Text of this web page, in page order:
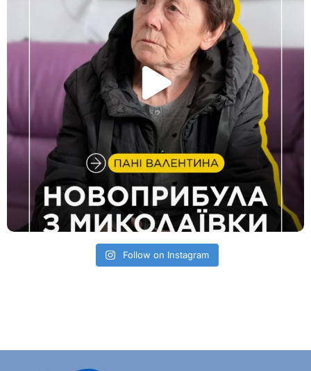
Follow on Instagram